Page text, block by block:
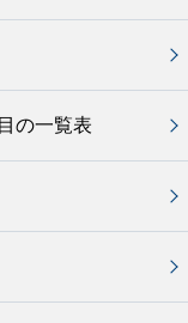
の一覧表